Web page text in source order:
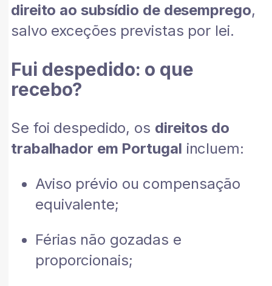
direito ao subsídio de desemprego,
salvo exceções previstas por lei.
Fui despedido: o que
recebo?
Se foi despedido, os direitos do
trabalhador em Portugal incluem:
Aviso prévio ou compensação
equivalente;
Férias não gozadas e
proporcionais;